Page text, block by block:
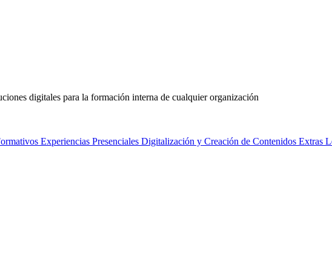
digitales para la formación interna de cualquier organización
Experiencias Presenciales Digitalización y Creación de Contenidos Extras